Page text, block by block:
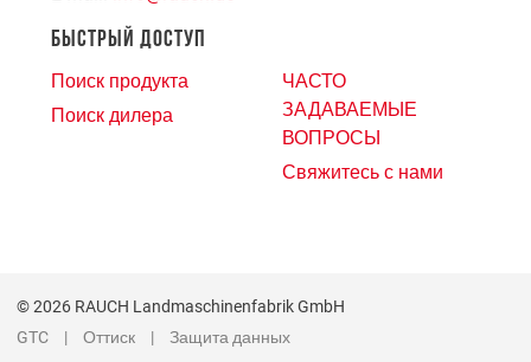
БЫСТРЫЙ ДОСТУП
Поиск продукта
Поиск дилера
ЧАСТО
ЗАДАВАЕМЫЕ
ВОПРОСЫ
Свяжитесь с нами
© 2026 RAUCH Landmaschinenfabrik GmbH
GTC
Оттиск Защита данных